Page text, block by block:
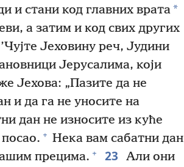
и стани код главних врата*
а затим и код свих других
Јеховину реч, Јудини
Јерусалима, који
Јехова: „Пазите да не
и да га не уносите на
дан не износите из куће
+ Нека вам сабатни дан
прецима. + 23
Али они